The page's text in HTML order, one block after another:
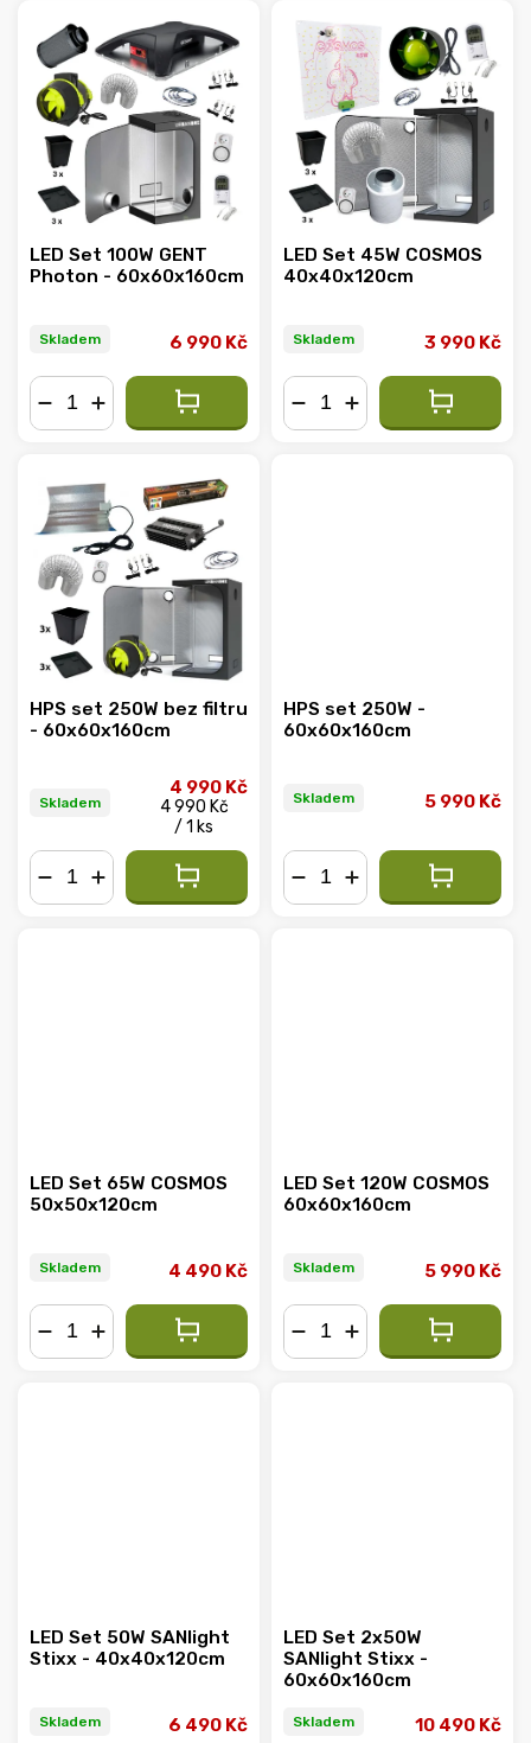
Nejprodávanější
Abecedně
LED Set 100W GENT
Photon - 60x60x160cm
Skladem 6 990 Kč
LED Set 45W COSMOS
40x40x120cm
Skladem 3 990 Kč
HPS set 250W bez filtru
- 60x60x160cm
Skladem
4 990 Kč
4 990 Kč
/ 1 ks
HPS set 250W -
60x60x160cm
Skladem 5 990 Kč
LED Set 65W COSMOS
50x50x120cm
Skladem 4 490 Kč
LED Set 120W COSMOS
60x60x160cm
Skladem 5 990 Kč
LED Set 50W SANlight
Stixx - 40x40x120cm
Skladem 6 490 Kč
LED Set 2x50W
SANlight Stixx -
60x60x160cm
Skladem 10 490 Kč